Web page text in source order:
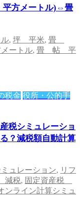
平方メートル)⇔畳
, 坪 平米, 畳
ートル, 畳 帖 平
税金 役所・公的手
税シミュレーショ
？減税額自動計算
ュレーション, リフ
減税, 固定資産税
ンライン計算シミュ